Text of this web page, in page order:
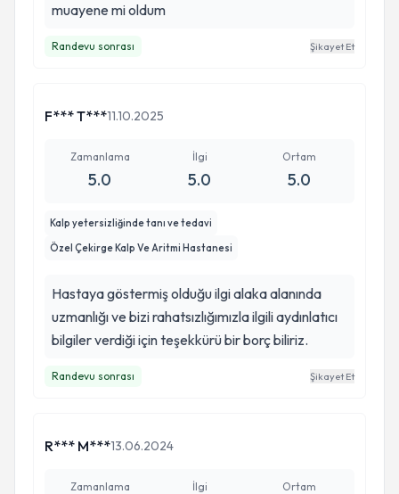
muayene mi oldum
Randevu sonrası Şikayet Et
F*** T***11.10.2025
Zamanlama
5.0
İlgi
5.0
Ortam
5.0
Kalp yetersizliğinde tanı ve tedavi
Özel Çekirge Kalp Ve Aritmi Hastanesi
Hastaya göstermiş olduğu ilgi alaka alanında
uzmanlığı ve bizi rahatsızlığımızla ilgili aydınlatıcı
bilgiler verdiği için teşekkürü bir borç biliriz.
Randevu sonrası Şikayet Et
R*** M***13.06.2024
Zamanlama İlgi Ortam